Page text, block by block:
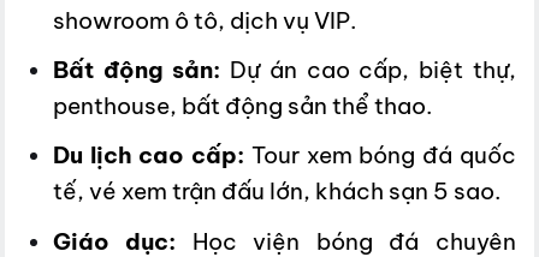
showroom ô tô, dịch vụ VIP.
Bất động sản: Dự án cao cấp, biệt thự,
penthouse, bất động sản thể thao.
Du lịch cao cấp: Tour xem bóng đá quốc
tế, vé xem trận đấu lớn, khách sạn 5 sao.
Giáo dục: Học viện bóng đá chuyên